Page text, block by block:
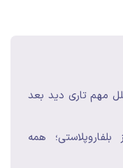
مهم تاری دید بعد
همه